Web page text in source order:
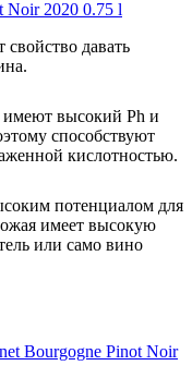
давать
высокий Ph и
способствуют
кислотностью.
потенциалом для
имеет высокую
или само вино
Bourgogne Pinot Noir